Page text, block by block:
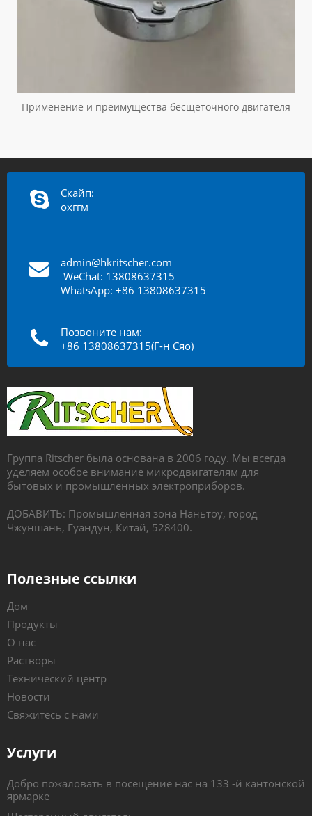
Применение и преимущества бесщеточного двигателя
Скайп:
охггм
admin@hkritscher.com
WeChat: 13808637315
WhatsApp: +86 13808637315
Позвоните нам:
+86 13808637315(Г-н Сяо)
Группа Ritscher была основана в 2006 году. Мы всегда
уделяем особое внимание микродвигателям для
бытовых и промышленных электроприборов.
ДОБАВИТЬ: Промышленная зона Наньтоу, город
Чжуншань, Гуандун, Китай, 528400.
Полезные ссылки
Дом
Продукты
О нас
Растворы
Технический центр
Новости
Свяжитесь с нами
Услуги
Добро пожаловать в посещение нас на 133 -й кантонской
ярмарке